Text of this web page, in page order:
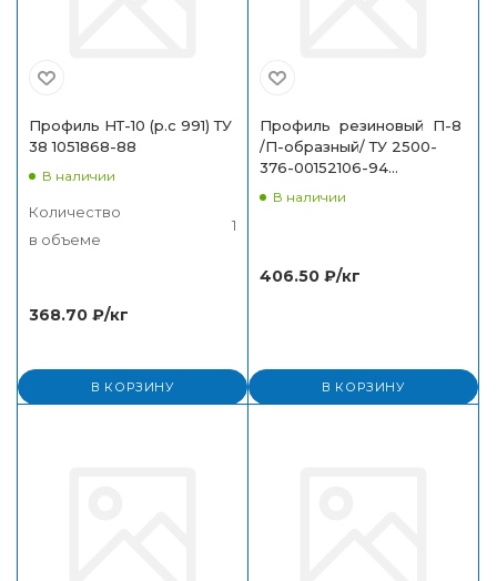
Профиль НТ-10 (р.с 991) ТУ
38 1051868-88
В наличии
Количество
в объеме
1
368.70 ₽/кг
В КОРЗИНУ
Профиль резиновый П-8
/П-образный/ ТУ 2500-
376-00152106-94
В наличии
406.50 ₽/кг
В КОРЗИНУ